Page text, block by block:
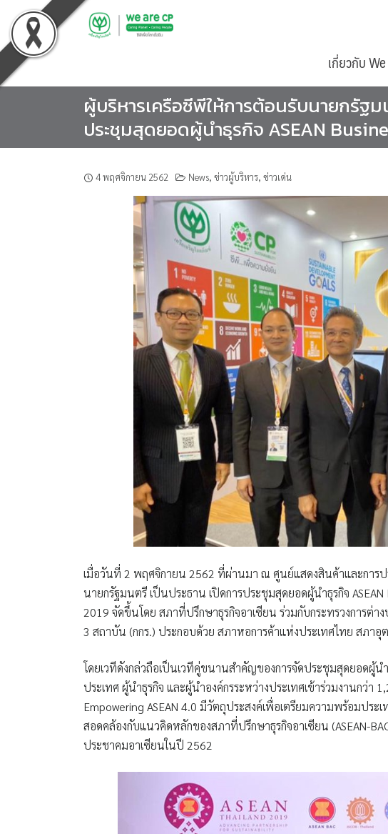
to
content
เกี่ยวกับ
ผู้บริหารเครือซีพีให้การต้อนรับนายกรัฐ
ประชุมสุดยอดผู้นำธุรกิจ ASEAN
4 พฤศจิกายน 2562 News, ข่าวผู้บริหาร, ข่าวเด่น
เมื่อวันที่ 2 พฤศจิกายน 2562 ที่ผ่านมา ณ ศูนย์แสดงสินค้าและการ
นายกรัฐมนตรี เป็นประธาน เปิดการประชุมสุดยอดผู้นำธุรกิจ
2019 จัดขึ้นโดย สภาที่ปรึกษาธุรกิจอาเซียน ร่วมกับกระทรวงการต่
3 สถาบัน (กกร.) ประกอบด้วย สภาหอการค้าแห่งประเทศไทย สภา
โดยเวทีดังกล่วถือเป็นเวทีคู่ขนานสำคัญของการจัดประชุมสุดยอดผู้
ประเทศ ผู้นำธุรกิจ และผู้นำองค์กรระหว่างประเทศเข้าร่วมงานกว่
Empowering ASEAN 4.0 มีวัตถุประสงค์เพื่อเตรียมความพร้อมปร
สอดคล้องกับแนวคิดหลักของสภาที่ปรึกษาธุรกิจอาเซียน (ASEAN-
ประชาคมอาเซียนในปี 2562